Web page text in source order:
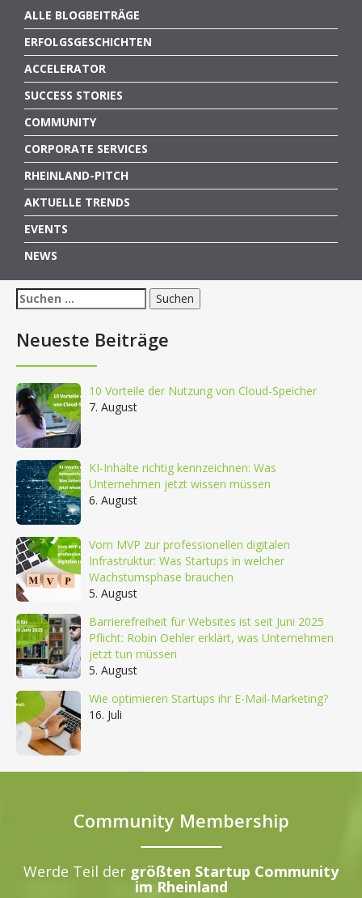
ALLE BLOGBEITRÄGE
ERFOLGSGESCHICHTEN
ACCELERATOR
SUCCESS STORIES
COMMUNITY
CORPORATE SERVICES
RHEINLAND-PITCH
AKTUELLE TRENDS
EVENTS
NEWS
Suchen
nach:
Neueste Beiträge
10 Vorteile der Nutzung von Cloud-Speicher
7. August
KI-Inhalte richtig kennzeichnen: Was
Unternehmen jetzt wissen müssen
6. August
Vom MVP zur professionellen digitalen
Infrastruktur: Was Startups in welcher
Wachstumsphase brauchen
5. August
Barrierefreiheit für Websites ist seit Juni 2025
Pflicht: Robin Oehler erklärt, was Unternehmen
jetzt tun müssen
5. August
Wie optimieren Startups ihr E-Mail-Marketing?
16. Juli
Community Membership
Werde Teil der größten Startup Community
im Rheinland